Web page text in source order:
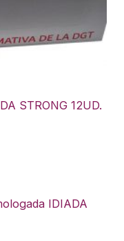
STRONG 12UD.